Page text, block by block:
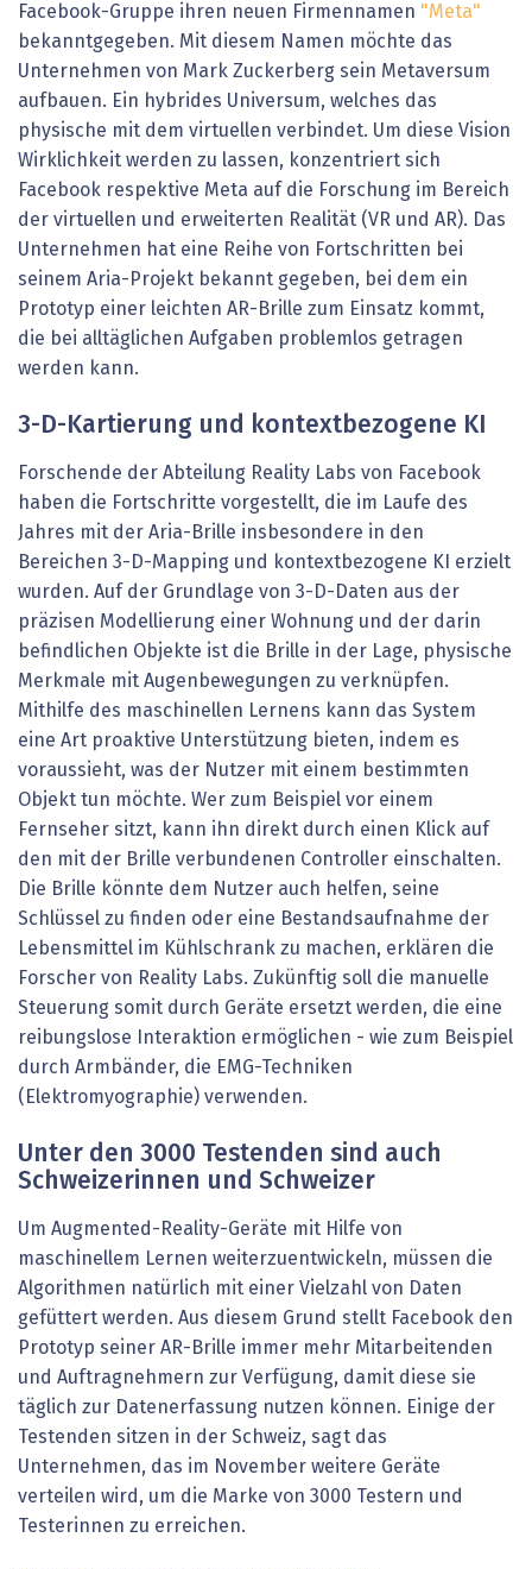
Facebook-Gruppe ihren neuen Firmennamen "Meta"
bekanntgegeben. Mit diesem Namen möchte das
Unternehmen von Mark Zuckerberg sein Metaversum
aufbauen. Ein hybrides Universum, welches das
physische mit dem virtuellen verbindet. Um diese Vision
Wirklichkeit werden zu lassen, konzentriert sich
Facebook respektive Meta auf die Forschung im Bereich
der virtuellen und erweiterten Realität (VR und AR). Das
Unternehmen hat eine Reihe von Fortschritten bei
seinem Aria-Projekt bekannt gegeben, bei dem ein
Prototyp einer leichten AR-Brille zum Einsatz kommt,
die bei alltäglichen Aufgaben problemlos getragen
werden kann.
3-D-Kartierung und kontextbezogene KI
Forschende der Abteilung Reality Labs von Facebook
haben die Fortschritte vorgestellt, die im Laufe des
Jahres mit der Aria-Brille insbesondere in den
Bereichen 3-D-Mapping und kontextbezogene KI erzielt
wurden. Auf der Grundlage von 3-D-Daten aus der
präzisen Modellierung einer Wohnung und der darin
befindlichen Objekte ist die Brille in der Lage, physische
Merkmale mit Augenbewegungen zu verknüpfen.
Mithilfe des maschinellen Lernens kann das System
eine Art proaktive Unterstützung bieten, indem es
voraussieht, was der Nutzer mit einem bestimmten
Objekt tun möchte. Wer zum Beispiel vor einem
Fernseher sitzt, kann ihn direkt durch einen Klick auf
den mit der Brille verbundenen Controller einschalten.
Die Brille könnte dem Nutzer auch helfen, seine
Schlüssel zu finden oder eine Bestandsaufnahme der
Lebensmittel im Kühlschrank zu machen, erklären die
Forscher von Reality Labs. Zukünftig soll die manuelle
Steuerung somit durch Geräte ersetzt werden, die eine
reibungslose Interaktion ermöglichen - wie zum Beispiel
durch Armbänder, die EMG-Techniken
(Elektromyographie) verwenden.
Unter den 3000 Testenden sind auch
Schweizerinnen und Schweizer
Um Augmented-Reality-Geräte mit Hilfe von
maschinellem Lernen weiterzuentwickeln, müssen die
Algorithmen natürlich mit einer Vielzahl von Daten
gefüttert werden. Aus diesem Grund stellt Facebook den
Prototyp seiner AR-Brille immer mehr Mitarbeitenden
und Auftragnehmern zur Verfügung, damit diese sie
täglich zur Datenerfassung nutzen können. Einige der
Testenden sitzen in der Schweiz, sagt das
Unternehmen, das im November weitere Geräte
verteilen wird, um die Marke von 3000 Testern und
Testerinnen zu erreichen.